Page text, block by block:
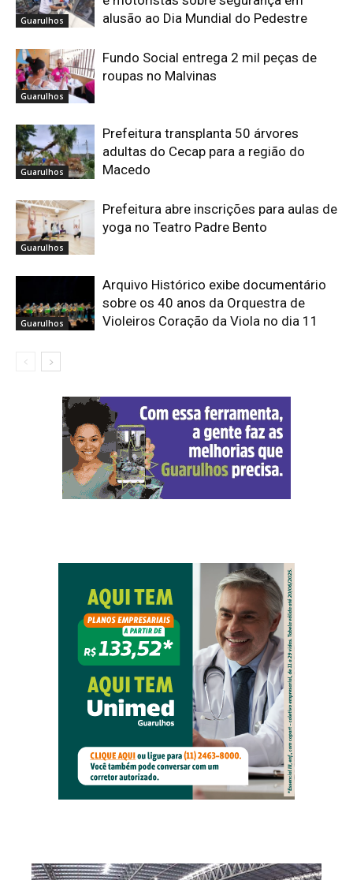
Guarulhos
alusão ao Dia Mundial do Pedestre
Guarulhos
Fundo Social entrega 2 mil peças de
roupas no Malvinas
Guarulhos
Prefeitura transplanta 50 árvores
adultas do Cecap para a região do
Macedo
Guarulhos
Prefeitura abre inscrições para aulas de
yoga no Teatro Padre Bento
Guarulhos
Arquivo Histórico exibe documentário
sobre os 40 anos da Orquestra de
Violeiros Coração da Viola no dia 11